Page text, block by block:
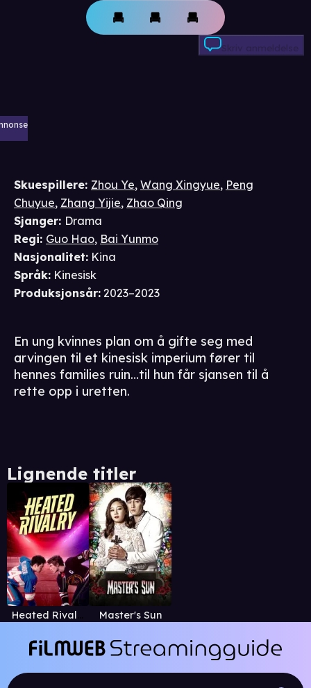
Skriv anmeldelse
Skuespillere: Zhou Ye, Wang Xingyue, Peng
Chuyue, Zhang Yijie, Zhao Qing
Sjanger: Drama
Regi: Guo Hao, Bai Yunmo
Nasjonalitet: Kina
Språk: Kinesisk
Produksjonsår: 2023–2023
En ung kvinnes plan om å gifte seg med
arvingen til et kinesisk imperium fører til
hennes families ruin…til hun får sjansen til å
rette opp i uretten.
Lignende titler
Heated Rivalry Master's Sun